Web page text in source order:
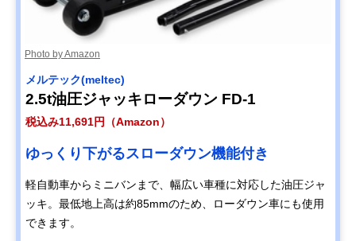
Photo by Amazon
メルテック(meltec)
2.5t油圧ジャッキローダウン FD-1
税込み11,691円（Amazon）
ゆっくり下がるスローダウン機能付き
軽自動車からミニバンまで、幅広い車種に対応した油圧ジャ
ッキ。最低地上高は約85mmのため、ローダウン車にも使用
できます。